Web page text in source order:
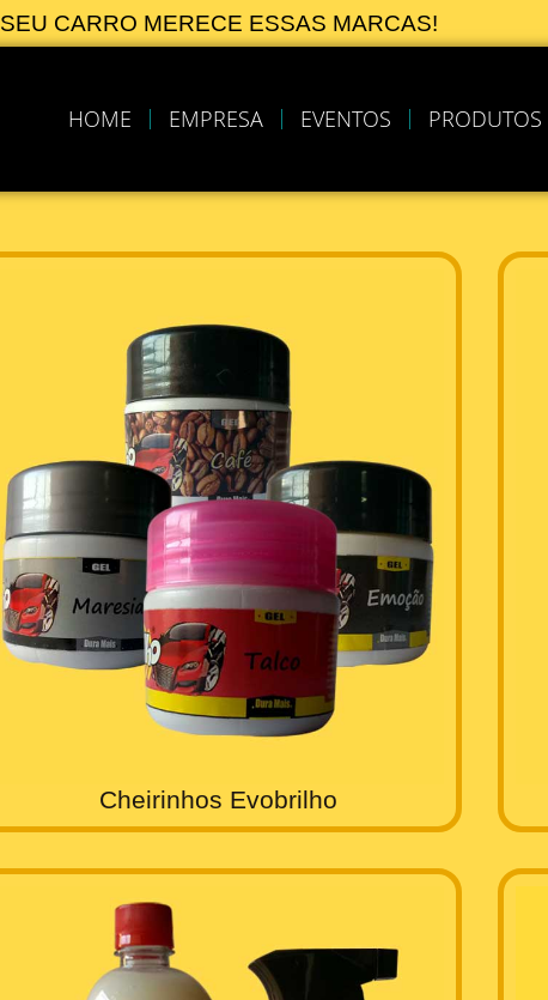
SEU CARRO MERECE ESSAS MARCAS!
HOME EMPRESA EVENTOS PRODUTOS
Cheirinhos Evobrilho